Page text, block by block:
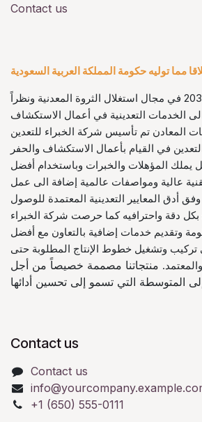
Contact us
مما توليه حكومة المملكة العربية السعودية
وتنفيذاً لرؤية المملكة 2030 في مجال استغلال الثروة المعدنية ونظراً
الخدمات التعدينية في أعمال الاستكشاف
المعادن تم تأسيس شركة الخبراء للتعدين
في القيام بأعمال الاستكشاف والحفر
يملك المؤهلات والخبرات وباستخدام أفضل
عالية ومواصفات عالمية إضافة الى عمل
أدق المعايير التعدينية المعتمدة للوصول
بكل دقة واحترافيه كما حرصت شركة الخبراء
وتقديم خدمات إضافية بالتعاون مع أفضل
تركيب وتشغيل خطوط الإنتاج المطلوبة حتى
منتجاتنا مصممة خصيصاً من أجل
Contact us
Contact us
+1 (650) 555-0111